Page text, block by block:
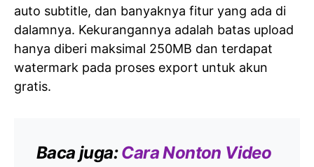
auto subtitle, dan banyaknya fitur yang ada di
dalamnya. Kekurangannya adalah batas upload
hanya diberi maksimal 250MB dan terdapat
watermark pada proses export untuk akun
gratis.
Baca juga:Cara Nonton Video